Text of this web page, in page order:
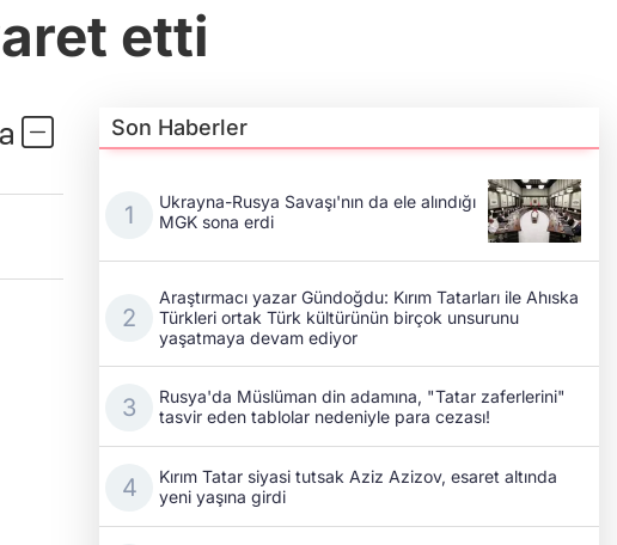
etti
Son Haberler
Ukrayna-Rusya Savaşı'nın da ele alındığı
MGK sona erdi
Araştırmacı yazar Gündoğdu: Kırım Tatarları ile Ahıska
Türkleri ortak Türk kültürünün birçok unsurunu
yaşatmaya devam ediyor
Rusya'da Müslüman din adamına, "Tatar zaferlerini"
tasvir eden tablolar nedeniyle para cezası!
Kırım Tatar siyasi tutsak Aziz Azizov, esaret altında
yeni yaşına girdi